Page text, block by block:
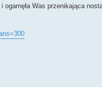
ogarnęła Was przenikająca